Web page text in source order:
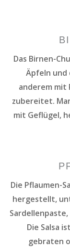
Das Birnen-
Äpfeln und
anderem mit
zubereitet.
mit Geflügel,
Die Pflaumen-
hergestellt,
Sardellenpaste,
Die Salsa
gebraten